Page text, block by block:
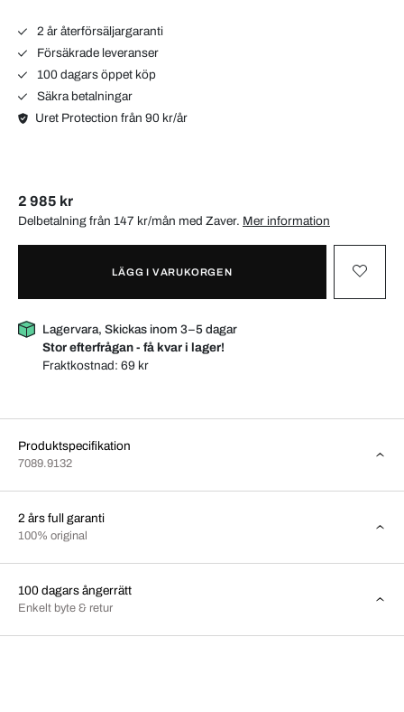
2 år återförsäljargaranti
Försäkrade leveranser
100 dagars öppet köp
Säkra betalningar
Uret Protection från 90 kr/år
2 985 kr
Delbetalning från 147 kr/mån med Zaver. Mer information
LÄGG I VARUKORGEN
Lagervara, Skickas inom 3–5 dagar
Stor efterfrågan - få kvar i lager!
Fraktkostnad:69 kr
Produktspecifikation
7089.9132
2 års full garanti
100% original
100 dagars ångerrätt
Enkelt byte & retur